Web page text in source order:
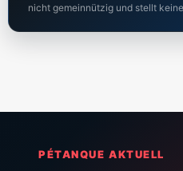
nicht gemeinnützig und stellt
PÉTANQUE AKTUELL